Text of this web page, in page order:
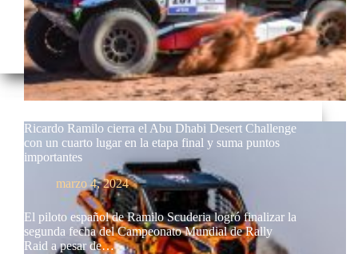
Ricardo Ramilo cierra el Abu Dhabi Desert Challenge
con un cuarto lugar en la etapa final y suma puntos
importantes
marzo 4, 2024
El piloto español de Ramilo Scuderia logró finalizar la
segunda fecha del Campeonato Mundial de Rally
Raid a pesar de…